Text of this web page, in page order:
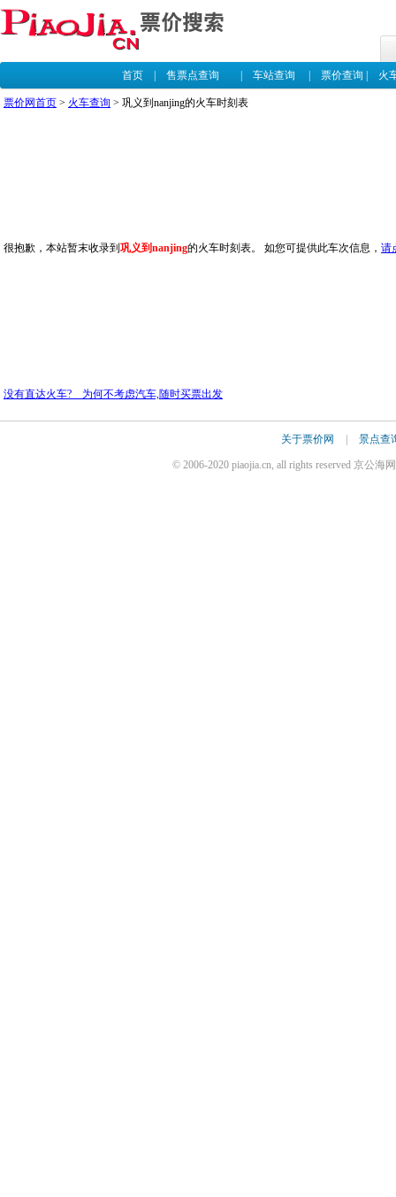
首页| 售票点查询 车站查询 票价查询 火
票价网首页 > 火车查询 > 巩义到nanjing的火车时刻表
很抱歉，本站暂末收录到 巩义到nanjing的火车时刻表。 如您可提供此车次信息， 请
没有直达火车? 为何不考虑汽车,随时买票出发
关于票价网 景点查
© 2006-2020 piaojia.cn, all rights reserved 京公海